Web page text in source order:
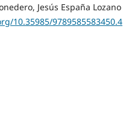
Jesús España Lozano
10.35985/9789585583450.4